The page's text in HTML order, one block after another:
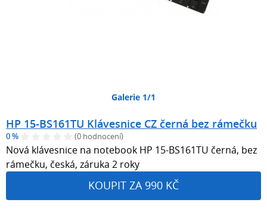
Galerie 1/1
HP 15-BS161TU Klávesnice CZ černá bez rámečku
0 % (0 hodnocení)
Nová klávesnice na notebook HP 15-BS161TU černá, bez
rámečku, česká, záruka 2 roky
KOUPIT ZA 990 KČ